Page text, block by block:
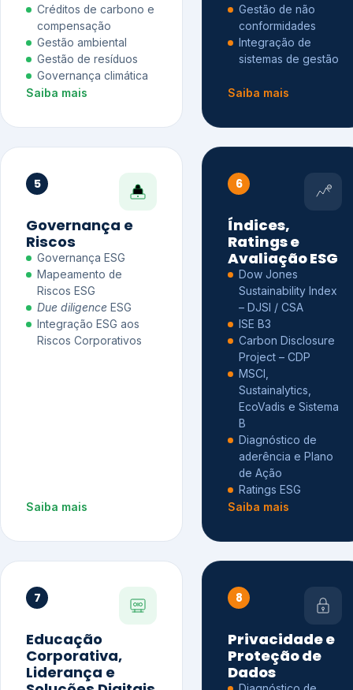
Créditos de carbono e
compensação
Gestão ambiental
Gestão de resíduos
Governança climática
Saiba mais
Gestão de não
conformidades
Integração de
sistemas de gestão
Saiba mais
5
Governança e
Riscos
Governança ESG
Mapeamento de
Riscos ESG
Due diligence ESG
Integração ESG aos
Riscos Corporativos
Saiba mais
6
Índices,
Ratings e
Avaliação ESG
Dow Jones
Sustainability Index
– DJSI / CSA
ISE B3
Carbon Disclosure
Project – CDP
MSCI,
Sustainalytics,
EcoVadis e Sistema
B
Diagnóstico de
aderência e Plano
de Ação
Ratings ESG
Saiba mais
7
Educação
Corporativa,
Liderança e
8
Privacidade e
Proteção de
Dados